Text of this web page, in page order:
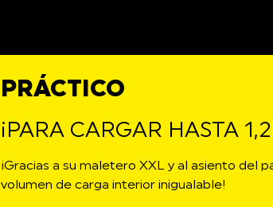
PRÁCTICO
¡PARA CARGAR HASTA
¡Gracias a su maletero XXL y al asiento del
volumen de carga interior inigualable!